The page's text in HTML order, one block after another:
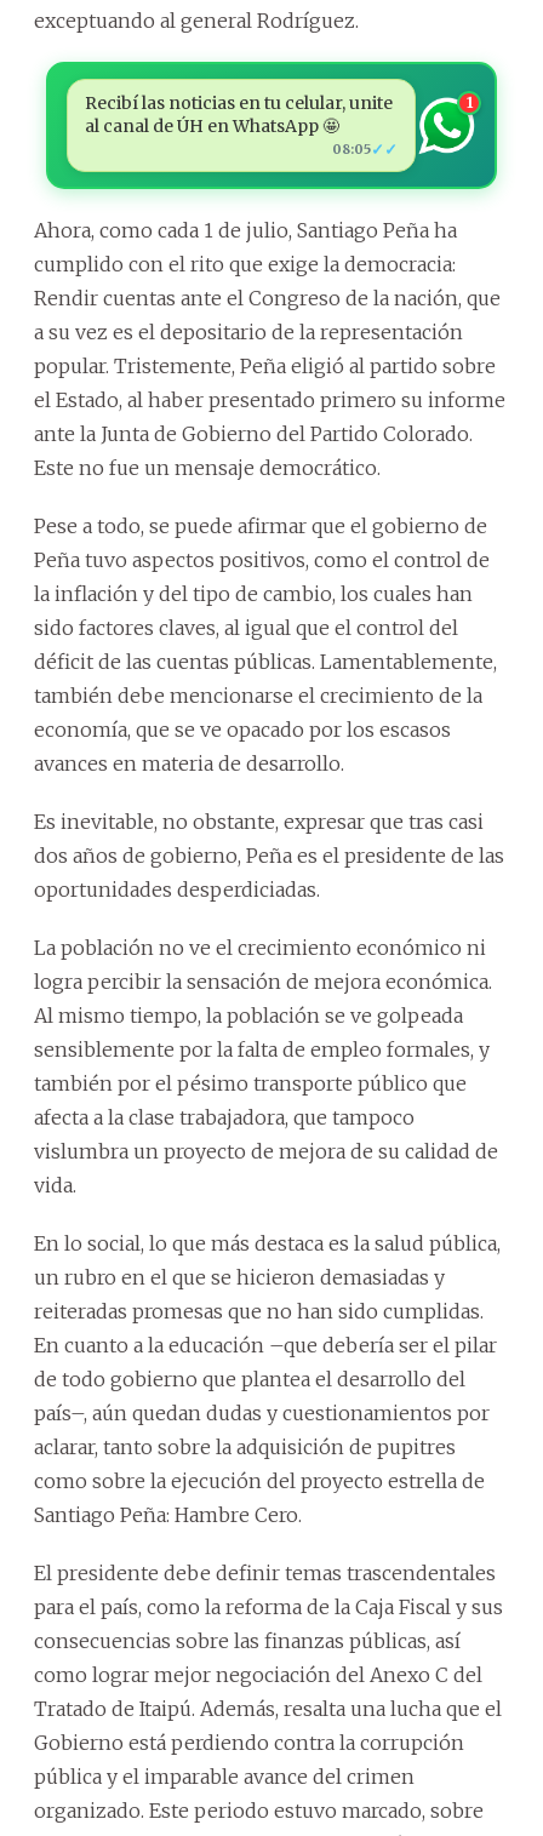
exceptuando al general Rodríguez.
Recibí las noticias en tu celular, unite
al canal de ÚH en WhatsApp 🤩
08:05✓✓
1
Ahora, como cada 1 de julio, Santiago Peña ha
cumplido con el rito que exige la democracia:
Rendir cuentas ante el Congreso de la nación, que
a su vez es el depositario de la representación
popular. Tristemente, Peña eligió al partido sobre
el Estado, al haber presentado primero su informe
ante la Junta de Gobierno del Partido Colorado.
Este no fue un mensaje democrático.
Pese a todo, se puede afirmar que el gobierno de
Peña tuvo aspectos positivos, como el control de
la inflación y del tipo de cambio, los cuales han
sido factores claves, al igual que el control del
déficit de las cuentas públicas. Lamentablemente,
también debe mencionarse el crecimiento de la
economía, que se ve opacado por los escasos
avances en materia de desarrollo.
Es inevitable, no obstante, expresar que tras casi
dos años de gobierno, Peña es el presidente de las
oportunidades desperdiciadas.
La población no ve el crecimiento económico ni
logra percibir la sensación de mejora económica.
Al mismo tiempo, la población se ve golpeada
sensiblemente por la falta de empleo formales, y
también por el pésimo transporte público que
afecta a la clase trabajadora, que tampoco
vislumbra un proyecto de mejora de su calidad de
vida.
En lo social, lo que más destaca es la salud pública,
un rubro en el que se hicieron demasiadas y
reiteradas promesas que no han sido cumplidas.
En cuanto a la educación –que debería ser el pilar
de todo gobierno que plantea el desarrollo del
país–, aún quedan dudas y cuestionamientos por
aclarar, tanto sobre la adquisición de pupitres
como sobre la ejecución del proyecto estrella de
Santiago Peña: Hambre Cero.
El presidente debe definir temas trascendentales
para el país, como la reforma de la Caja Fiscal y sus
consecuencias sobre las finanzas públicas, así
como lograr mejor negociación del Anexo C del
Tratado de Itaipú. Además, resalta una lucha que el
Gobierno está perdiendo contra la corrupción
pública y el imparable avance del crimen
organizado. Este periodo estuvo marcado, sobre